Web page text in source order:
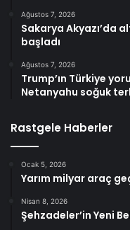
Ağustos 7, 2026
Sakarya Akyazı’da
başladı
Ağustos 7, 2026
Trump’ın Türkiye
Netanyahu soğuk
Rastgele Haberler
Ocak 5, 2026
Yarım milyar araç
Nisan 8, 2026
Şehzadeler’in Yeni